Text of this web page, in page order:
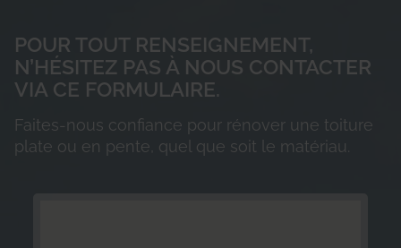
POUR TOUT RENSEIGNEMENT,
N’HÉSITEZ PAS À NOUS CONTACTER
VIA CE FORMULAIRE.
Faites-nous confiance pour rénover une toiture
plate ou en pente, quel que soit le matériau.